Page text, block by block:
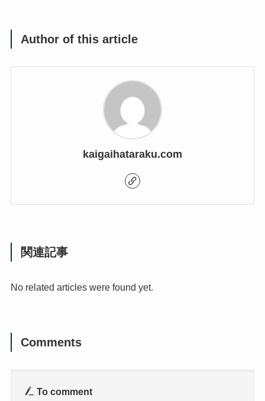
Author of this article
kaigaihataraku.com
関連記事
No related articles were found yet.
Comments
To comment